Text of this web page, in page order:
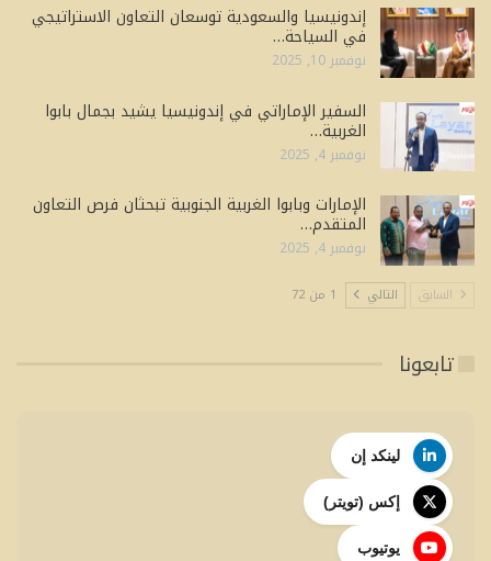
إندونيسيا والسعودية توسعان التعاون الاستراتيجي
في السياحة…
نوفمبر 10, 2025
السفير الإماراتي في إندونيسيا يشيد بجمال بابوا
الغربية…
نوفمبر 4, 2025
الإمارات وبابوا الغربية الجنوبية تبحثان فرص التعاون
المتقدم…
نوفمبر 4, 2025
السابق التالي 1 من 72
تابعونا
لينكد إن
إكس (تويتر)
يوتيوب